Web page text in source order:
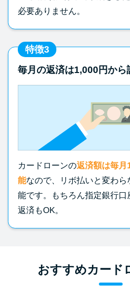
必要ありません。
特徴3
毎月の返済は1,000円から
カードローンの返済額は毎月
能なので、リボ払いと変わ
能です。もちろん指定銀行口
返済もOK。
おすすめカード